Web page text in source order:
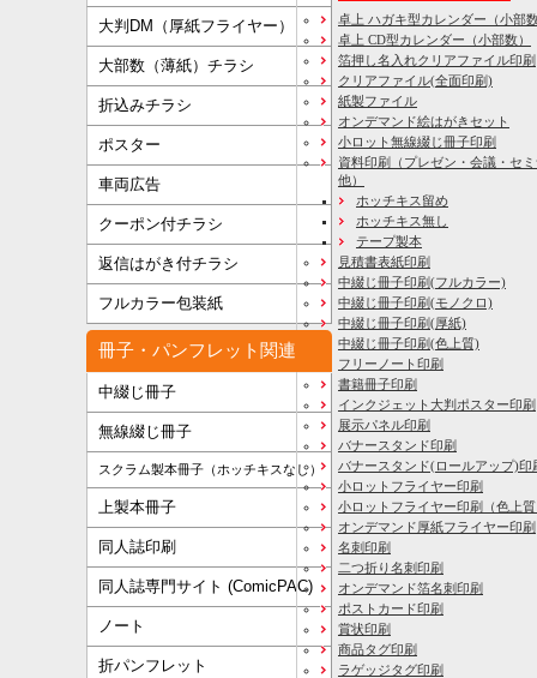
大判DM（厚紙フライヤー）
大部数（薄紙）チラシ
折込みチラシ
ポスター
車両広告
クーポン付チラシ
返信はがき付チラシ
フルカラー包装紙
冊子・パンフレット関連
中綴じ冊子
無線綴じ冊子
スクラム製本冊子（ホッチキスなし）
上製本冊子
同人誌印刷
同人誌専門サイト (ComicPAC)
ノート
折パンフレット
卓上 ハガキ型カレンダー（小部
卓上 CD型カレンダー（小部数）
箔押し名入れクリアファイル印刷
クリアファイル(全面印刷)
紙製ファイル
オンデマンド絵はがきセット
小ロット無線綴じ冊子印刷
資料印刷
（プレゼン・会議・セ
他）
ホッチキス留め
ホッチキス無し
テープ製本
見積書表紙印刷
中綴じ冊子印刷(フルカラー)
中綴じ冊子印刷(モノクロ)
中綴じ冊子印刷(厚紙)
中綴じ冊子印刷(色上質)
フリーノート印刷
書籍冊子印刷
インクジェット大判ポスター印刷
展示パネル印刷
バナースタンド印刷
バナースタンド(ロールアップ)印
小ロットフライヤー印刷
小ロットフライヤー印刷（色上
オンデマンド厚紙フライヤー印刷
名刺印刷
二つ折り名刺印刷
オンデマンド箔名刺印刷
ポストカード印刷
賞状印刷
商品タグ印刷
ラゲッジタグ印刷